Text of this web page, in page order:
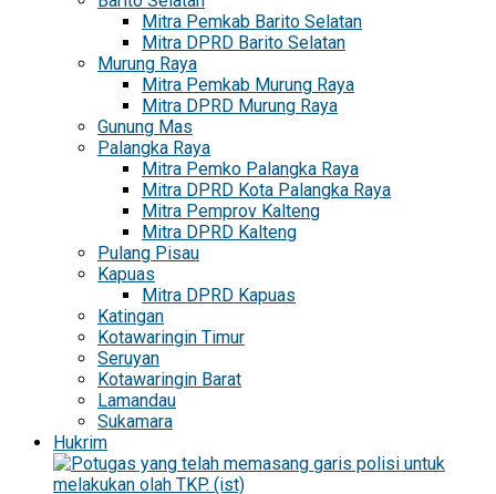
Mitra Pemkab Barito Selatan
Mitra DPRD Barito Selatan
Murung Raya
Mitra Pemkab Murung Raya
Mitra DPRD Murung Raya
Gunung Mas
Palangka Raya
Mitra Pemko Palangka Raya
Mitra DPRD Kota Palangka Raya
Mitra Pemprov Kalteng
Mitra DPRD Kalteng
Pulang Pisau
Kapuas
Mitra DPRD Kapuas
Katingan
Kotawaringin Timur
Seruyan
Kotawaringin Barat
Lamandau
Sukamara
Hukrim